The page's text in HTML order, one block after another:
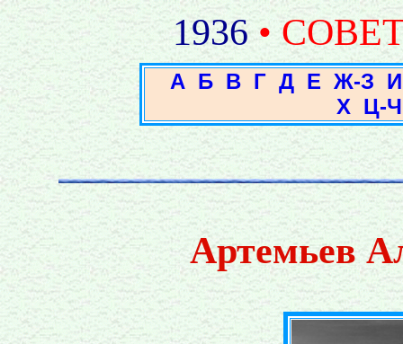
1936 •
А Б В Г Д Е Ж-З И
Х Ц-Ч
Артемьев